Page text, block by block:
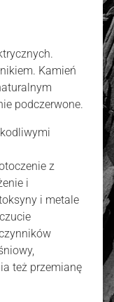
Kamień
podczerwone.
z
i
i metale
też przemianę